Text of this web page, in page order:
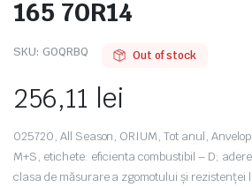
165 70R14
SKU: G0QRBQ Out of stock
256,11 lei
025720, All Season, ORIUM, Tot anul,
M+S, etichete: eficienta combustibil – D;
clasa de măsurare a zgomotului și rezistenței